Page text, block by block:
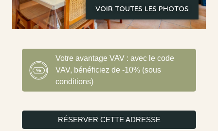
VOIR TOUTES LES PHOTOS
Votre avantage VAV : avec le code
VAV, bénéficiez de -10% (sous
conditions)
RÉSERVER CETTE ADRESSE